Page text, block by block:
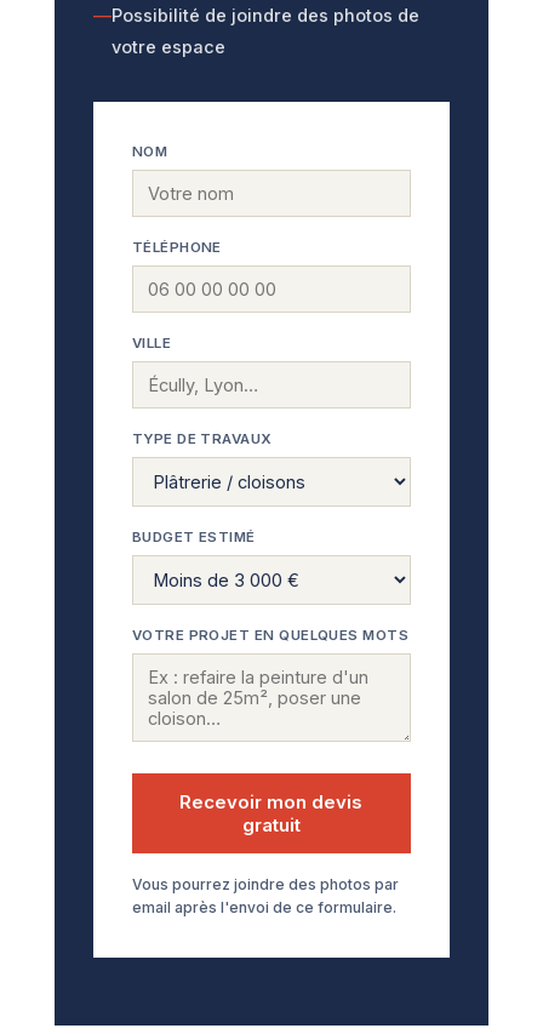
Possibilité de joindre des photos de
votre espace
NOM
TÉLÉPHONE
VILLE
TYPE DE TRAVAUX
BUDGET ESTIMÉ
VOTRE PROJET EN QUELQUES MOTS
Recevoir mon devis
gratuit
Vous pourrez joindre des photos par
email après l'envoi de ce formulaire.